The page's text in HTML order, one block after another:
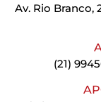
Av. Rio Branco,
(21)